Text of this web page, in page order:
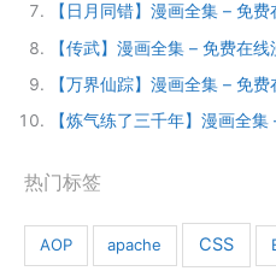
【日月同错】漫画全集 – 免
【传武】漫画全集 – 免费在线
【万界仙踪】漫画全集 – 免
【炼气练了三千年】漫画全
热门标签
AOP apache CSS